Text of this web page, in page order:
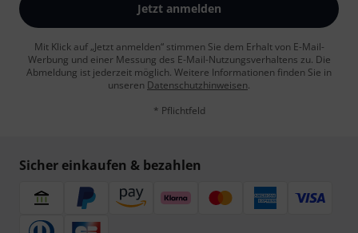
Jetzt anmelden
Mit Klick auf „Jetzt anmelden“ stimmen Sie dem Erhalt von E-Mail-
Werbung und einer Messung des E-Mail-Nutzungsverhaltens zu. Die
Abmeldung ist jederzeit möglich. Weitere Informationen finden Sie in
unseren Datenschutzhinweisen.
* Pflichtfeld
Sicher einkaufen & bezahlen